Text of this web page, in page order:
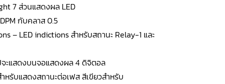
7 ส่วนแสดงผล LED
กับคลาส 0.5
– LED indictions สำหรับสถานะ Relay-1 และ
ะแสดงบนจอแสดงผล 4 ดิจิตอล
หรับแสดงสถานะต่อเฟส สีเขียวสำหรับ